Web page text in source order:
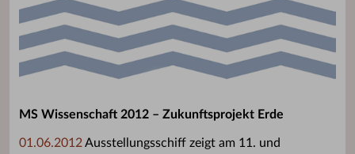
MS Wissenschaft 2012 – Zukunftsprojekt Erde
01.06.2012 Ausstellungsschiff zeigt am 11. und